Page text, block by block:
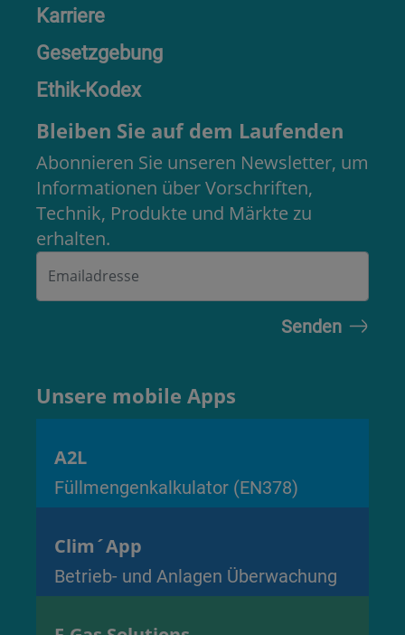
Karriere
Gesetzgebung
Ethik-Kodex
Bleiben Sie auf dem Laufenden
Abonnieren Sie unseren Newsletter, um
Informationen über Vorschriften,
Technik, Produkte und Märkte zu
erhalten.
Unsere mobile Apps
A2L
Füllmengenkalkulator (EN378)
Clim´App
Betrieb- und Anlagen Überwachung